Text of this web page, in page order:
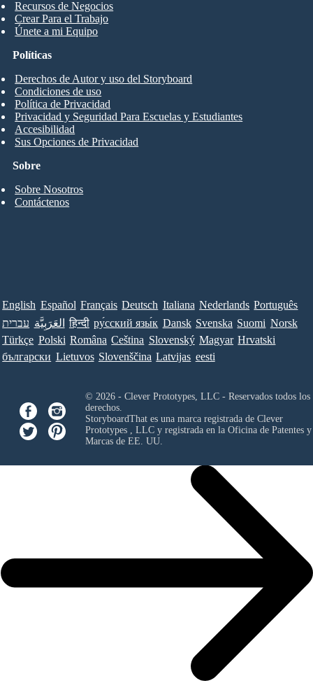
Recursos de Negocios
Crear Para el Trabajo
Únete a mi Equipo
Sobre
Sobre Nosotros
Contáctenos
Políticas
Derechos de Autor y uso del Storyboard
Condiciones de uso
Política de Privacidad
Privacidad y Seguridad Para Escuelas y Estudiantes
Accesibilidad
Sus Opciones de Privacidad
English Español Français Deutsch Italiana Nederlands Português
עברית العَرَبِيَّة हिन्दी ру́сский язы́к Dansk Svenska Suomi Norsk
Türkçe Polski Româna Ceština Slovenský Magyar Hrvatski
български Lietuvos Slovenščina Latvijas eesti
© 2026 - Clever Prototypes, LLC - Reservados todos los
derechos.
StoryboardThat es una marca registrada de Clever
Prototypes , LLCy registrada en la Oficina de Patentes y
Marcas de EE. UU.